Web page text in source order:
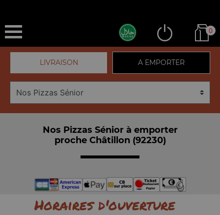
0
LIVRAISON A EMPORTER
Nos Pizzas Sénior à emporter
proche Châtillon (92230)
Horaires d'ouverture